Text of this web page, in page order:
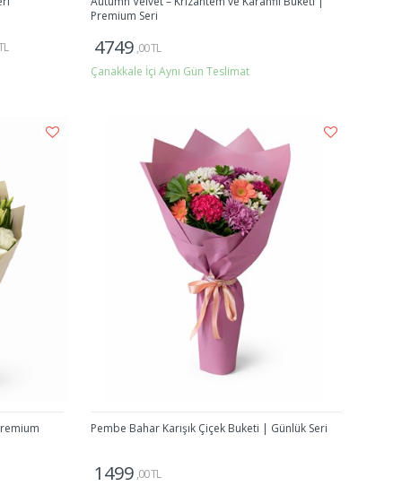
Premium Seri
4749 ,00 TL
Çanakkale İçi Aynı Gün Teslimat
Pembe Bahar Karışık Çiçek Buketi | Günlük Seri
1499 ,00 TL